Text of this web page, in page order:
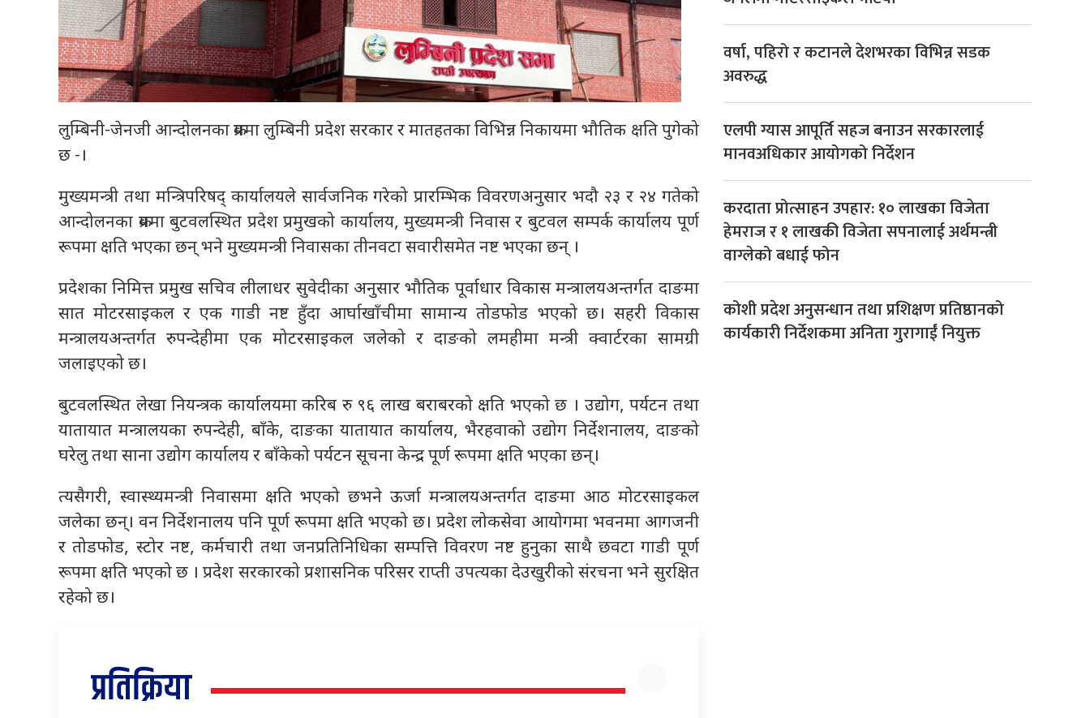
लुम्बिनी-जेनजी आन्दोलनका क्रममा लुम्बिनी प्रदेश सरकार र मातहतका विभिन्न निकायमा भौतिक क्षति पुगेको
छ -।
मुख्यमन्त्री तथा मन्त्रिपरिषद् कार्यालयले सार्वजनिक गरेको प्रारम्भिक विवरणअनुसार भदौ २३ र २४ गतेको
आन्दोलनका क्रममा बुटवलस्थित प्रदेश प्रमुखको कार्यालय, मुख्यमन्त्री निवास र बुटवल सम्पर्क कार्यालय पूर्ण
रूपमा क्षति भएका छन् भने मुख्यमन्त्री निवासका तीनवटा सवारीसमेत नष्ट भएका छन् ।
प्रदेशका निमित्त प्रमुख सचिव लीलाधर सुवेदीका अनुसार भौतिक पूर्वाधार विकास मन्त्रालयअन्तर्गत दाङमा
सात मोटरसाइकल र एक गाडी नष्ट हुँदा आर्घाखाँचीमा सामान्य तोडफोड भएको छ। सहरी विकास
मन्त्रालयअन्तर्गत रुपन्देहीमा एक मोटरसाइकल जलेको र दाङको लमहीमा मन्त्री क्वार्टरका सामग्री
जलाइएको छ।
बुटवलस्थित लेखा नियन्त्रक कार्यालयमा करिब रु ९६ लाख बराबरको क्षति भएको छ । उद्योग, पर्यटन तथा
यातायात मन्त्रालयका रुपन्देही, बाँके, दाङका यातायात कार्यालय, भैरहवाको उद्योग निर्देशनालय, दाङको
घरेलु तथा साना उद्योग कार्यालय र बाँकेको पर्यटन सूचना केन्द्र पूर्ण रूपमा क्षति भएका छन्।
त्यसैगरी, स्वास्थ्यमन्त्री निवासमा क्षति भएको छभने ऊर्जा मन्त्रालयअन्तर्गत दाङमा आठ मोटरसाइकल
जलेका छन्। वन निर्देशनालय पनि पूर्ण रूपमा क्षति भएको छ। प्रदेश लोकसेवा आयोगमा भवनमा आगजनी
र तोडफोड, स्टोर नष्ट, कर्मचारी तथा जनप्रतिनिधिका सम्पत्ति विवरण नष्ट हुनुका साथै छवटा गाडी पूर्ण
रूपमा क्षति भएको छ । प्रदेश सरकारको प्रशासनिक परिसर राप्ती उपत्यका देउखुरीको संरचना भने सुरक्षित
रहेको छ।
प्रतिक्रिया
वर्षा, पहिरो र कटानले देशभरका विभिन्न सडक
अवरुद्ध
एलपी ग्यास आपूर्ति सहज बनाउन सरकारलाई
मानवअधिकार आयोगको निर्देशन
करदाता प्रोत्साहन उपहार: १० लाखका विजेता
हेमराज र १ लाखकी विजेता सपनालाई अर्थमन्त्री
वाग्लेको बधाई फोन
कोशी प्रदेश अनुसन्धान तथा प्रशिक्षण प्रतिष्ठानको
कार्यकारी निर्देशकमा अनिता गुरागाईं नियुक्त